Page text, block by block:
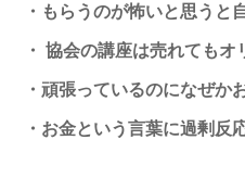
・もらうのが怖いと思うと
・ 協会の講座は売れても
・頑張っているのになぜか
・お金という言葉に過剰反